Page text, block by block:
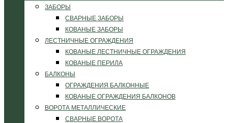
ЗАБОРЫ
СВАРНЫЕ ЗАБОРЫ
КОВАНЫЕ ЗАБОРЫ
ЛЕСТНИЧНЫЕ ОГРАЖДЕНИЯ
КОВАНЫЕ ЛЕСТНИЧНЫЕ ОГРАЖДЕНИЯ
КОВАНЫЕ ПЕРИЛА
БАЛКОНЫ
ОГРАЖДЕНИЯ БАЛКОННЫЕ
КОВАНЫЕ ОГРАЖДЕНИЯ БАЛКОНОВ
ВОРОТА МЕТАЛЛИЧЕСКИЕ
СВАРНЫЕ ВОРОТА